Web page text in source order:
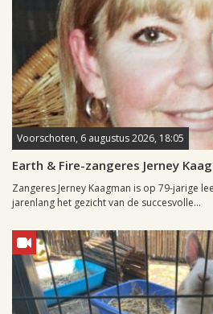
Voorschoten, 6 augustus 2026, 18:05
Earth & Fire-zangeres Jerney
Zangeres Jerney Kaagman is op 79-jarige
jarenlang het gezicht van de succesvolle...